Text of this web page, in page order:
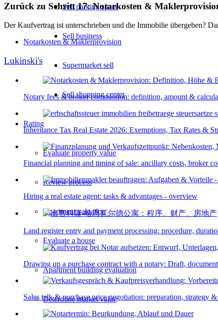
Sell parking space
Sell business
Supermarket sell
Sell shopping center
Rating
Evaluate property value
Review process
Apartment valuation
Evaluate a house
Apartment building evaluation
Determine market value
Zurück zu Schritt 17: Notarkosten &
Der Kaufvertrag ist unterschrieben und die Immobilie übergeben?
Notarkosten & Maklerprovision
Lukinski's
Notary fees & broker commission: definition, amount &
Inheritance Tax Real Estate 2026: Exemptions, Tax Rates &
Financial planning and timing of sale: ancillary costs, broker
Hiring a real estate agent: tasks & advantages - overview
Land register entry and payment processing: procedure,
Drawing up a purchase contract with a notary: Draft,
Sales talk & purchase price negotiation: preparation, strategy